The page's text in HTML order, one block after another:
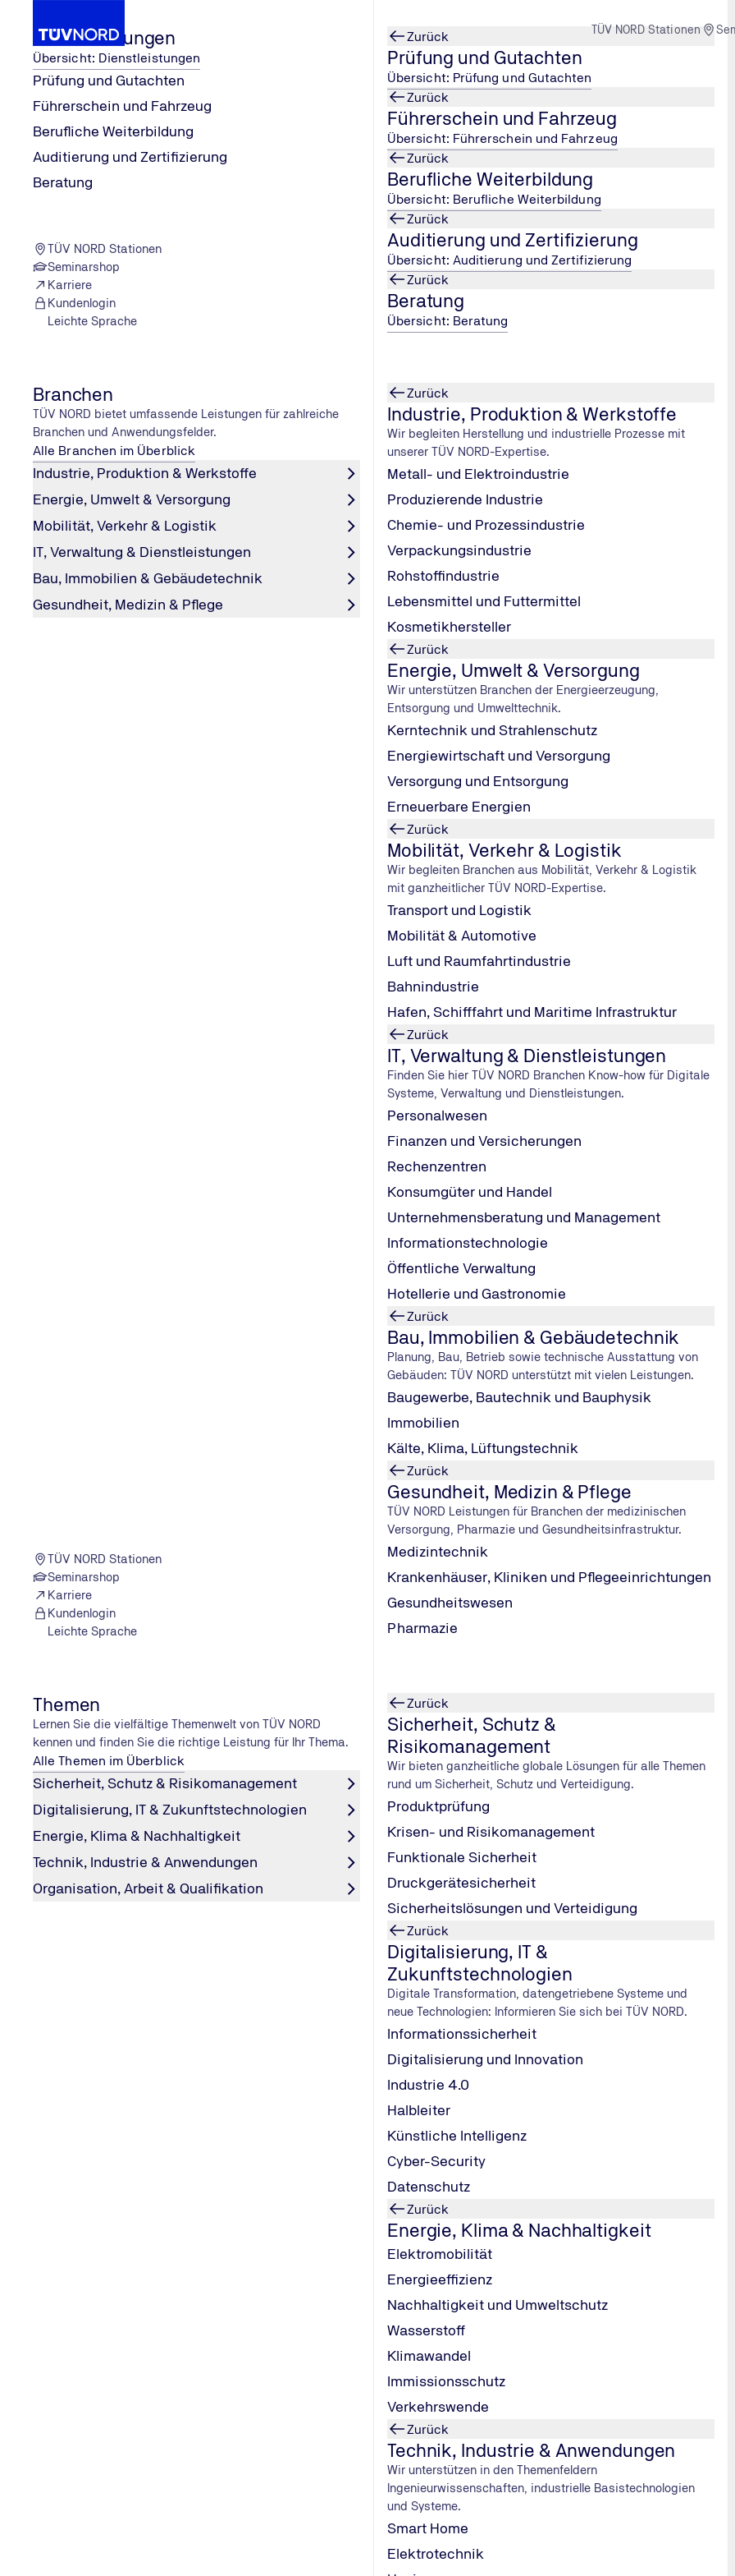
TÜV NORD Stationen
Dienstleistungen
Übersicht: Dienstleistungen
Prüfung und Gutachten
Führerschein und Fahrzeug
Berufliche Weiterbildung
Auditierung und Zertifizierung
Beratung
TÜV NORD Stationen
Seminarshop
Karriere
Kundenlogin
Leichte Sprache
Zurück
Prüfung und Gutachten
Übersicht: Prüfung und Gutachten
Zurück
Führerschein und Fahrzeug
Übersicht: Führerschein und Fahrzeug
Zurück
Berufliche Weiterbildung
Übersicht: Berufliche Weiterbildung
Zurück
Auditierung und Zertifizierung
Übersicht: Auditierung und Zertifizierung
Zurück
Beratung
Übersicht: Beratung
Branchen
TÜV NORD bietet umfassende Leistungen für zahlreiche
Branchen und Anwendungsfelder.
Alle Branchen im Überblick
Industrie, Produktion & Werkstoffe
Energie, Umwelt & Versorgung
Mobilität, Verkehr & Logistik
IT, Verwaltung & Dienstleistungen
Bau, Immobilien & Gebäudetechnik
Gesundheit, Medizin & Pflege
TÜV NORD Stationen
Seminarshop
Karriere
Kundenlogin
Leichte Sprache
Zurück
Industrie, Produktion & Werkstoffe
Wir begleiten Herstellung und industrielle Prozesse mit
unserer TÜV NORD-Expertise.
Metall- und Elektroindustrie
Produzierende Industrie
Chemie- und Prozessindustrie
Verpackungsindustrie
Rohstoffindustrie
Lebensmittel und Futtermittel
Kosmetikhersteller
Zurück
Energie, Umwelt & Versorgung
Wir unterstützen Branchen der Energieerzeugung,
Entsorgung und Umwelttechnik.
Kerntechnik und Strahlenschutz
Energiewirtschaft und Versorgung
Versorgung und Entsorgung
Erneuerbare Energien
Zurück
Mobilität, Verkehr & Logistik
Wir begleiten Branchen aus Mobilität, Verkehr & Logistik
mit ganzheitlicher TÜV NORD-Expertise.
Transport und Logistik
Mobilität & Automotive
Luft und Raumfahrtindustrie
Bahnindustrie
Hafen, Schifffahrt und Maritime Infrastruktur
Zurück
IT, Verwaltung & Dienstleistungen
Finden Sie hier TÜV NORD Branchen Know-how für Digitale
Systeme, Verwaltung und Dienstleistungen.
Personalwesen
Finanzen und Versicherungen
Rechenzentren
Konsumgüter und Handel
Unternehmensberatung und Management
Informationstechnologie
Öffentliche Verwaltung
Hotellerie und Gastronomie
Zurück
Bau, Immobilien & Gebäudetechnik
Planung, Bau, Betrieb sowie technische Ausstattung von
Gebäuden: TÜV NORD unterstützt mit vielen Leistungen.
Baugewerbe, Bautechnik und Bauphysik
Immobilien
Kälte, Klima, Lüftungstechnik
Zurück
Gesundheit, Medizin & Pflege
TÜV NORD Leistungen für Branchen der medizinischen
Versorgung, Pharmazie und Gesundheitsinfrastruktur.
Medizintechnik
Krankenhäuser, Kliniken und Pflegeeinrichtungen
Gesundheitswesen
Pharmazie
Themen
Lernen Sie die vielfältige Themenwelt von TÜV NORD
kennen und finden Sie die richtige Leistung für Ihr Thema.
Alle Themen im Überblick
Sicherheit, Schutz & Risikomanagement
Digitalisierung, IT & Zukunftstechnologien
Energie, Klima & Nachhaltigkeit
Technik, Industrie & Anwendungen
Organisation, Arbeit & Qualifikation
Zurück
Sicherheit, Schutz &
Risikomanagement
Wir bieten ganzheitliche globale Lösungen für alle Themen
rund um Sicherheit, Schutz und Verteidigung.
Produktprüfung
Krisen- und Risikomanagement
Funktionale Sicherheit
Druckgerätesicherheit
Sicherheitslösungen und Verteidigung
Zurück
Digitalisierung, IT &
Zukunftstechnologien
Digitale Transformation, datengetriebene Systeme und
neue Technologien: Informieren Sie sich bei TÜV NORD.
Informationssicherheit
Digitalisierung und Innovation
Industrie 4.0
Halbleiter
Künstliche Intelligenz
Cyber-Security
Datenschutz
Zurück
Energie, Klima & Nachhaltigkeit
Elektromobilität
Energieeffizienz
Nachhaltigkeit und Umweltschutz
Wasserstoff
Klimawandel
Immissionsschutz
Verkehrswende
Zurück
Technik, Industrie & Anwendungen
Wir unterstützen in den Themenfeldern
Ingenieurwissenschaften, industrielle Basistechnologien
und Systeme.
Smart Home
Elektrotechnik
Home
Elektrotechnik Photovoltaik: Vorschriften für...
Photovoltaik: Vorschriften für Unternehmen
Ein Experte verrät, warum PV-Anlagen ein enormes Potenzial für
Photovoltaik: Vorschriften, gesetzliche Vorgaben und Normen
Unser Podcast “Wissen kompakt” - Sonnenstrom oder Stromfresser?
Komplexe Vorschriften erfordern fachübergreifendes Know-how
Photovoltaik: Vorschriften, gesetzliche Vorgaben und Normen
Sind ausreichend geeignete Flächen vorhanden, ist das Einsparpotenzial groß. Aber bei der Installation, der
eine zentrale Rolle. Verantwortliche in Betrieben unterschätzen häufig, wie viele gesetzliche Vorgaben und Normen
umgeht, riskiert hohe Folgekosten, Unfälle und sogar, dass die eigene
Wir haben uns mit André Hannemann, Sachverständiger für Photovoltaikanlagen, darüber unterhalten,
bei der Errichtung und der Wartung von Photovoltaik-Anlagen entscheidend sind,
von Dienstleistern bei der Errichtung von PV-Anlagen eine zentrale Rolle spielt und
Wichtige Normen und Gesetze für PV-Anlagen im Überblick
„Normen und Gesetze können beim Bau und Betrieb von PV-Anlagen einenStolpersteindarstellen“, warnt André
denVDE-Vorschriften für Photovoltaik-Anlagen und den Fachregeln des Dachdeckerhandwerks müssen
Versichererbetrachten.
In elektrotechnischer Hinsicht besonders wichtig sind die folgendenVorgaben
DIN VDE 0100-712
DIN VDE 0100-443
VDS-Richtlinien
DIN VDE 0126-23-1
VDE 0100-600
TÜV NORD – Ihr Partner für berufliche Weiterbildung
Mit flexiblen Formaten und fundierter Expertise machen wir Sie fit für die Herausforderungen der Zukunft – ob im
Service, Wartung und Prüfung von
Messtechnik
Thermografie und elektrotechnische Messungen
nach DIN VDE 0100-600 und DIN VDE 0100-712
2 Tage 9 Termine
Komplexe Vorschriften erfordern fachübergreifendes Know-how